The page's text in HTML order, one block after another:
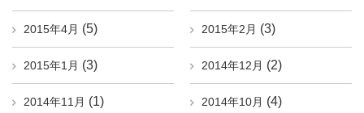
2015年4月 (5) 2015年2月 (3)
2015年1月 (3) 2014年12月 (2)
2014年11月 (1) 2014年10月 (4)